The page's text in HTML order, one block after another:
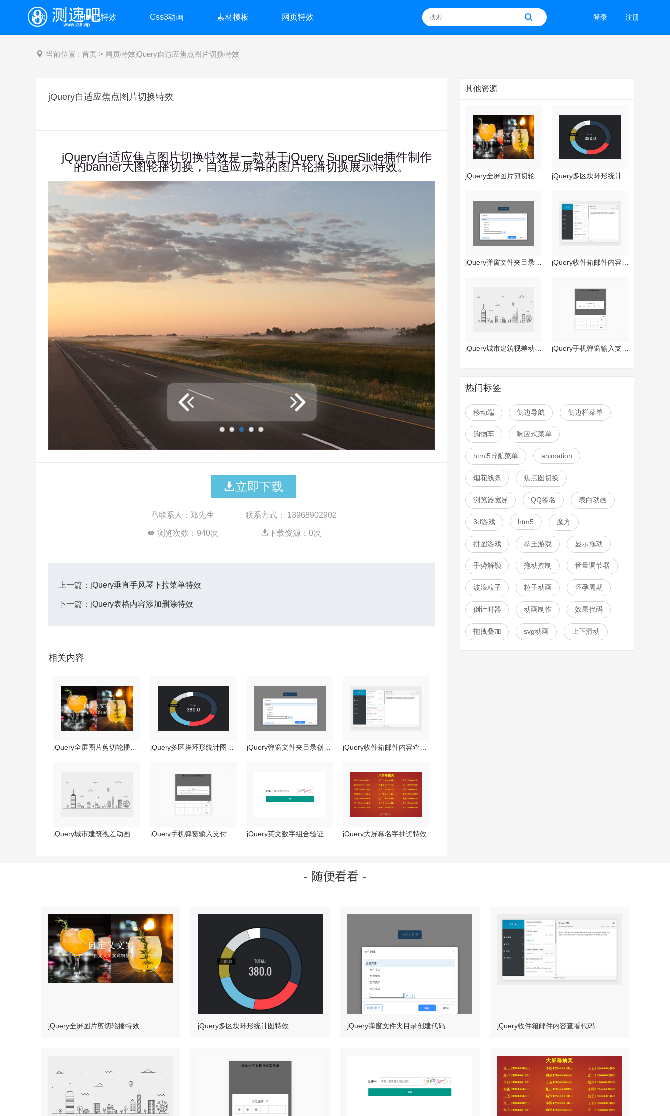
测速吧
首页 Html5特效 Css3动画 素材模板 网页特效 登录 注册
当前位置 : 首页 > 网页特效jQuery自适应焦点图片切换特效
jQuery自适应焦点图片切换特效
jQuery自适应焦点图片切换特效是一款基于jQuery SuperSlide插件制作
的banner大图轮播切换，自适应屏幕的图片轮播切换展示特效。
联系人：郑先生
浏览次数： 940次
立即下载
联系方式： 13968902902
下载资源： 0次
上一篇： jQuery垂直手风琴下拉菜单特效
下一篇： jQuery表格内容添加删除特效
相关内容
jQuery手机弹窗输入支付密码特效 jQuery大屏幕名字抽奖特效
其他资源
热门标签
移动端 侧边导航 侧边栏菜单
购物车 响应式菜单
html5导航菜单 animation
烟花线条 焦点图切换
浏览器宽屏 QQ签名 表白动画
3d游戏 htm5 魔方
拼图游戏 拳王游戏 显示拖动
手势解锁 拖动控制 音量调节器
波浪粒子 粒子动画 怀孕周期
倒计时器 动画制作 效果代码
拖拽叠加 svg动画 上下滑动
- 随便看看 -
jQuery全屏图片剪切轮播特效 jQuery多区块环形统计图特效 jQuery弹窗文件夹目录创建代码 jQuery收件箱邮件内容查看代码